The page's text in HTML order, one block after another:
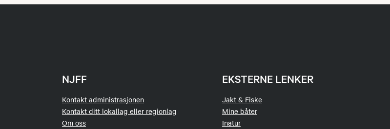
NJFF
Kontakt administrasjonen
Kontakt ditt lokallag eller regionlag
Om oss
EKSTERNE LENKER
Jakt & Fiske
Mine båter
Inatur